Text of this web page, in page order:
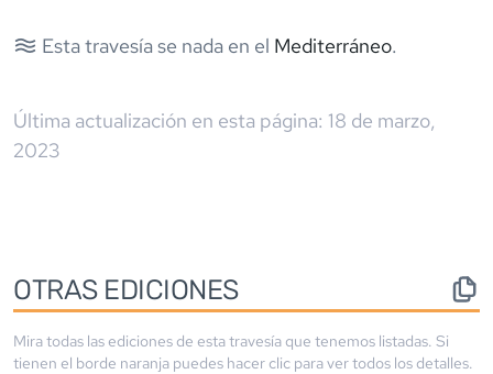
Esta travesía se nada en el Mediterráneo.
Última actualización en esta página: 18 de marzo,
2023
OTRAS EDICIONES
Mira todas las ediciones de esta travesía que tenemos listadas. Si
tienen el borde naranja puedes hacer clic para ver todos los detalles.